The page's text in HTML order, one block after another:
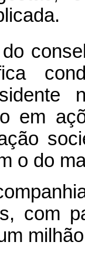
em
o do
com